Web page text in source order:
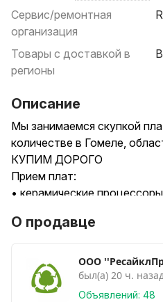
Сервис/ремонтная
организация
Товары с доставкой в
регионы
Описание
Мы занимаемся скупкой
количестве в Гомеле,
КУПИМ ДОРОГО
Прием плат:
• керамические
• текстолитовые
металлических рамок и
смартфонов и других
• печатные платы, RAM с
О продавце
ООО
был(а) 20 ч.
Объявлений: 48